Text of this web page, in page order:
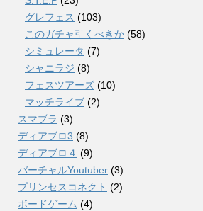
グレフェス (103)
このガチャ引くべきか (58)
シミュレータ (7)
シャニラジ (8)
フェスツアーズ (10)
マッチライブ (2)
スマブラ (3)
ディアブロ3 (8)
ディアブロ４ (9)
バーチャルYoutuber (3)
プリンセスコネクト (2)
ボードゲーム (4)